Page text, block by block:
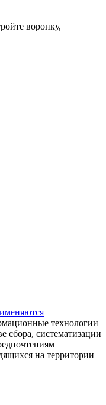
воронку,
технологии
сбора, систематизации
на территории